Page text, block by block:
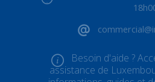
Besoin d'aide ?
assistance de